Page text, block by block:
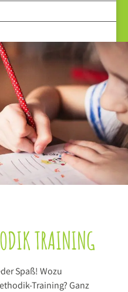
TRAINING
Spaß! Wozu
Training? Ganz